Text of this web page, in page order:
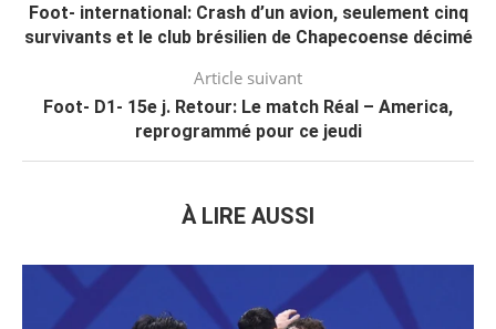
Foot- international: Crash d’un avion, seulement cinq
survivants et le club brésilien de Chapecoense décimé
Article suivant
Foot- D1- 15e j. Retour: Le match Réal – America,
reprogrammé pour ce jeudi
À LIRE AUSSI